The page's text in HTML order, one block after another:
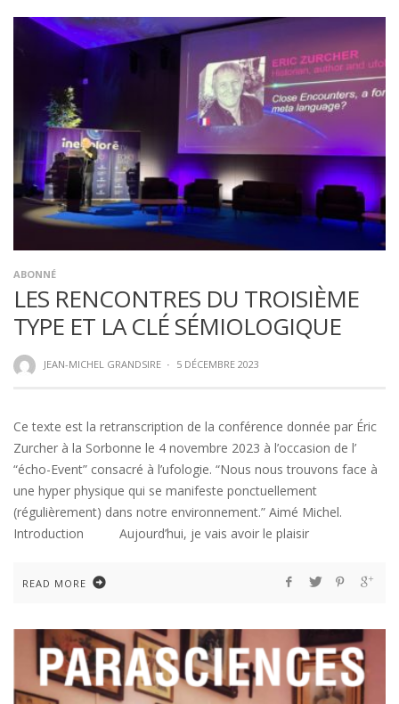
ABONNÉ
LES RENCONTRES DU TROISIÈME
TYPE ET LA CLÉ SÉMIOLOGIQUE
JEAN-MICHEL GRANDSIRE · 5 DÉCEMBRE 2023
Ce texte est la retranscription de la conférence donnée par Éric
Zurcher à la Sorbonne le 4 novembre 2023 à l’occasion de l’
“écho-Event” consacré à l’ufologie. “Nous nous trouvons face à
une hyper physique qui se manifeste ponctuellement
(régulièrement) dans notre environnement.” Aimé Michel.
Introduction Aujourd’hui, je vais avoir le plaisir
READ MORE